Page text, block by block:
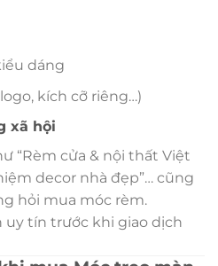
dáng
kích cỡ riêng…)
xã hội
“Rèm cửa & nội thất Việt
decor nhà đẹp”… cũng
hỏi mua móc rèm.
uy tín trước khi giao dịch